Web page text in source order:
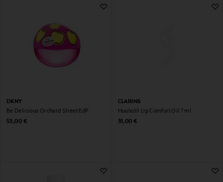
DKNY
Be Delicious Orchard Street EdP
Original Price
53,00 €
CLARINS
Huuleõli Lip Comfort Oil 7 ml
Original Price
31,00 €